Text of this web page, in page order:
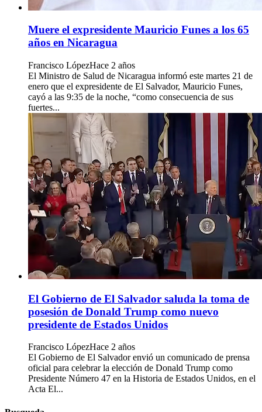
Muere el expresidente Mauricio Funes a los 65
años en Nicaragua
Francisco LópezHace 2 años
El Ministro de Salud de Nicaragua informó este martes 21 de
enero que el expresidente de El Salvador, Mauricio Funes,
cayó a las 9:35 de la noche, “como consecuencia de sus
fuertes...
El Gobierno de El Salvador saluda la toma de
posesión de Donald Trump como nuevo
presidente de Estados Unidos
Francisco LópezHace 2 años
El Gobierno de El Salvador envió un comunicado de prensa
oficial para celebrar la elección de Donald Trump como
Presidente Número 47 en la Historia de Estados Unidos, en el
Acta El...